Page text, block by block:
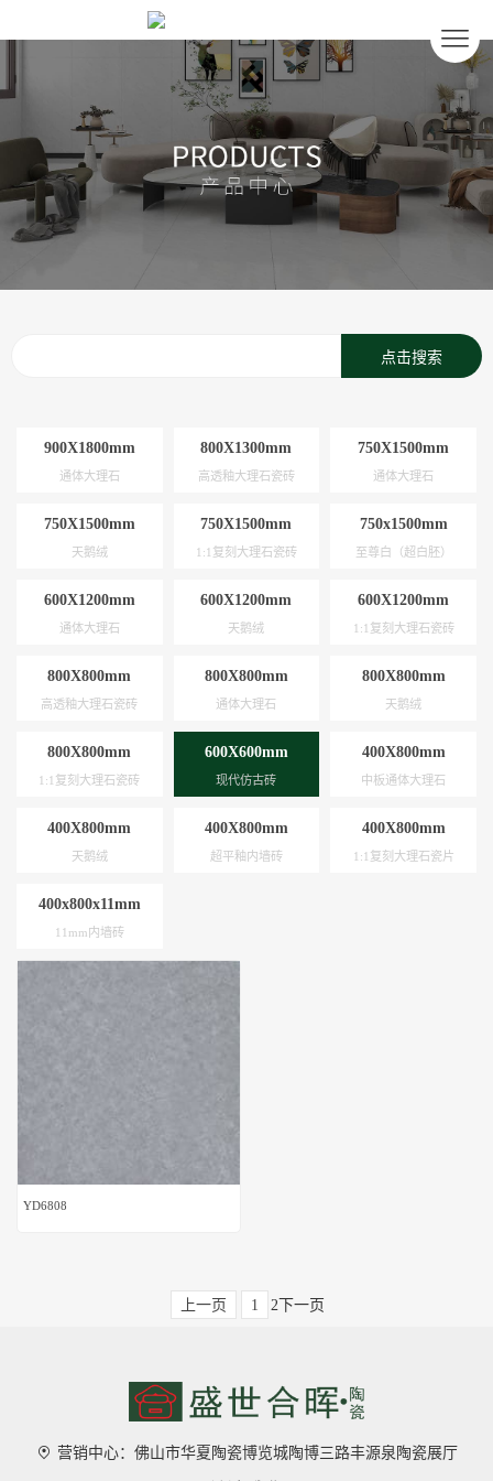
900X1800mm
通体大理石
800X1300mm
高透釉大理石瓷砖
750X1500mm
通体大理石
750X1500mm
天鹅绒
750X1500mm
1:1复刻大理石瓷砖
750x1500mm
至尊白（超白胚）
600X1200mm
通体大理石
600X1200mm
天鹅绒
600X1200mm
1:1复刻大理石瓷砖
800X800mm
高透釉大理石瓷砖
800X800mm
通体大理石
800X800mm
天鹅绒
800X800mm
1:1复刻大理石瓷砖
600X600mm
现代仿古砖
400X800mm
中板通体大理石
400X800mm
天鹅绒
400X800mm
超平釉内墙砖
400X800mm
1:1复刻大理石瓷片
400x800x11mm
11mm内墙砖
YD6808
上一页 1 2 下一页
营销中心：佛山市华夏陶瓷博览城陶博三路丰源泉陶瓷展厅